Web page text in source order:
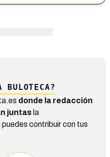
BULOTECA?
donde la redacción
juntas la
contribuir con tus